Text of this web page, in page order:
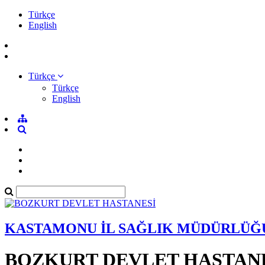
Türkçe
English
Türkçe
Türkçe
English
KASTAMONU İL SAĞLIK
BOZKURT DEVLET